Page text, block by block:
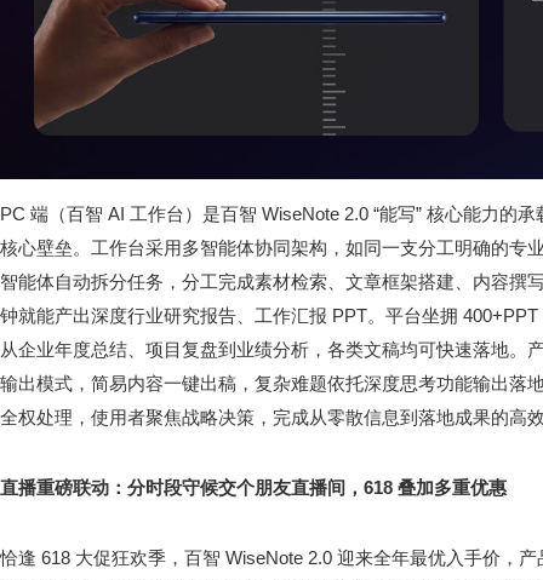
PC 端（百智 AI 工作台）是百智 WiseNote 2.0 “能写” 核心能力的
核心壁垒。工作台采用多智能体协同架构，如同一支分工明确的专
智能体自动拆分任务，分工完成素材检索、文章框架搭建、内容撰
钟就能产出深度行业研究报告、工作汇报 PPT。平台坐拥
从企业年度总结、项目复盘到业绩分析，各类文稿均可快速落地。
输出模式，简易内容一键出稿，复杂难题依托深度思考功能输出落
全权处理，使用者聚焦战略决策，完成从零散信息到落地成果的高
直播重磅联动：分时段守候交个朋友直播间， 618 叠加多重优惠
恰逢 618 大促狂欢季，百智 WiseNote 2.0 迎来全年最优入手价，